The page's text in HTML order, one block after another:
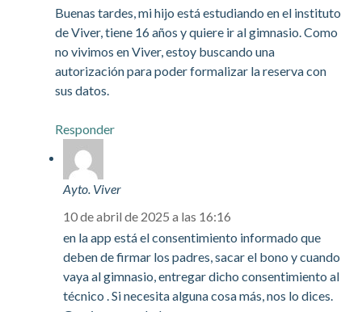
Buenas tardes, mi hijo está estudiando en el instituto
de Viver, tiene 16 años y quiere ir al gimnasio. Como
no vivimos en Viver, estoy buscando una
autorización para poder formalizar la reserva con
sus datos.
Responder
Ayto. Viver
10 de abril de 2025 a las 16:16
en la app está el consentimiento informado que
deben de firmar los padres, sacar el bono y cuando
vaya al gimnasio, entregar dicho consentimiento al
técnico . Si necesita alguna cosa más, nos lo dices.